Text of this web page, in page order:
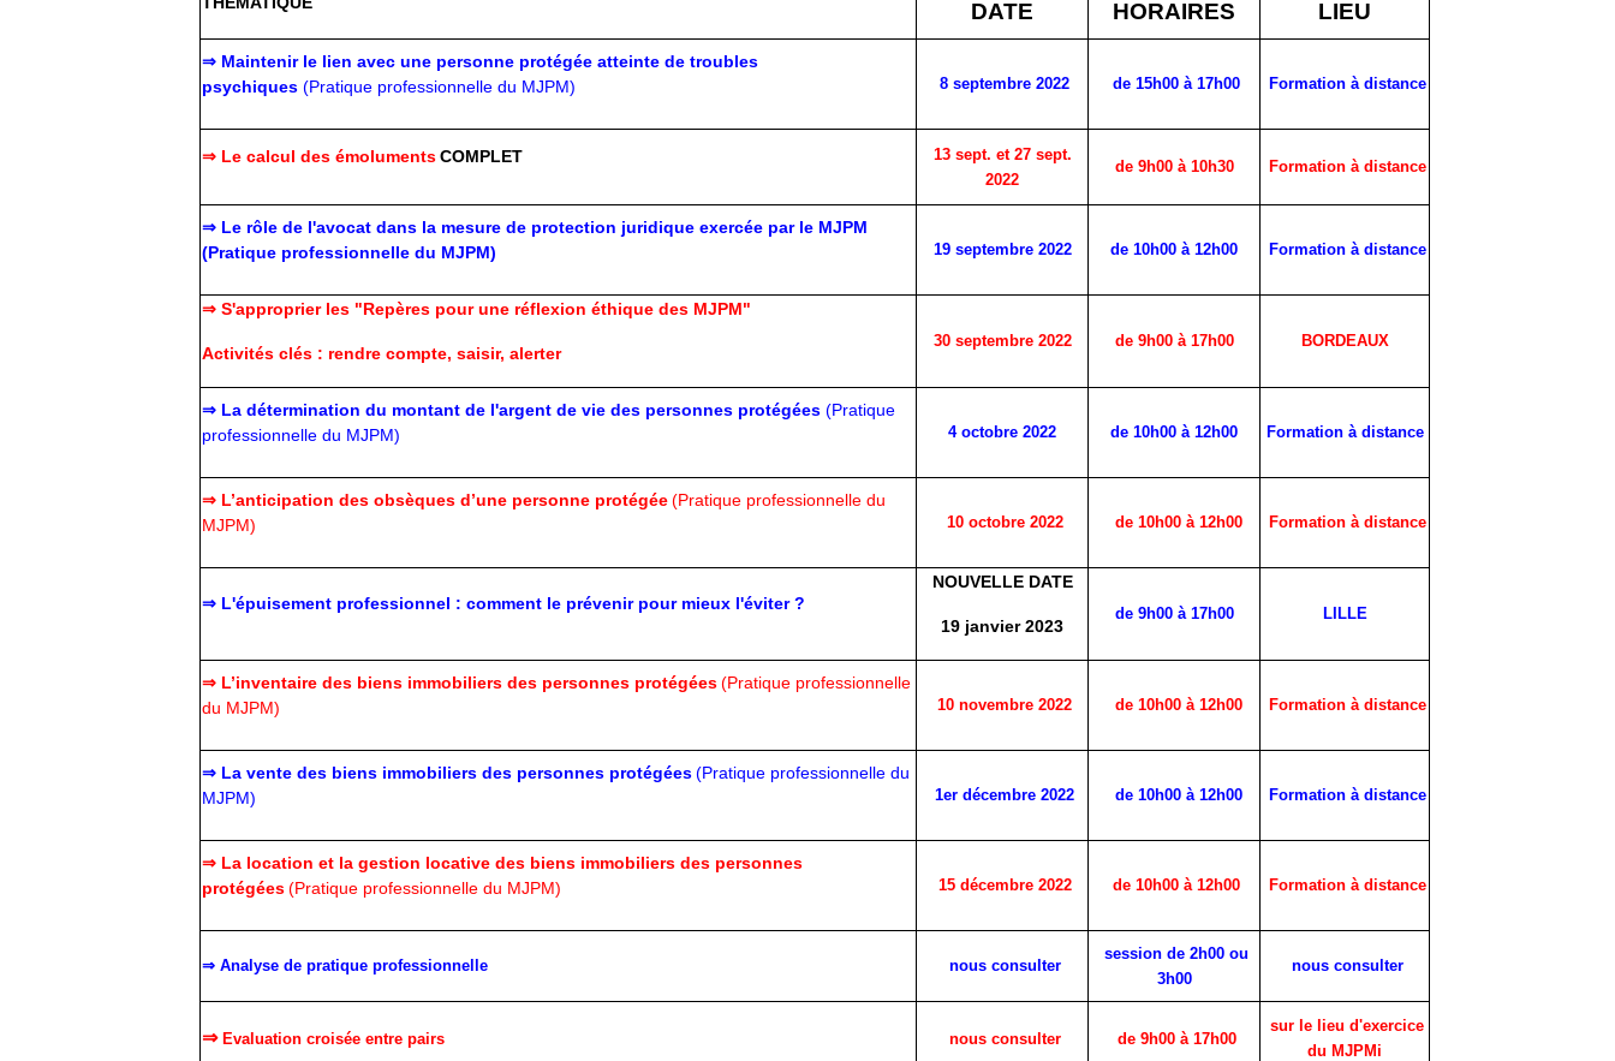
DATE HORAIRES LIEU
⇒ Maintenir le lien avec une personne protégée atteinte de troubles
psychiques (Pratique professionnelle du MJPM) 8 septembre 2022 de 15h00 à 17h00 Formation à distance
⇒ Le calcul des émolumentsCOMPLET
13 sept. et 27 sept.
2022
de 9h00 à 10h30 Formation à distance
⇒ Le rôle de l'avocat dans la mesure de protection juridique exercée par le MJPM
(Pratique professionnelle du MJPM)
19 septembre 2022 de 10h00 à 12h00 Formation à distance
⇒ S'approprier les "Repères pour une réflexion éthique des MJPM"
Activités clés : rendre compte, saisir, alerter
30 septembre 2022 de 9h00 à 17h00 BORDEAUX
⇒ La détermination du montant de l'argent de vie des personnes protégées (Pratique
professionnelle du MJPM)
4 octobre 2022 de 10h00 à 12h00 Formation à distance
⇒ L’anticipation des obsèques d’une personne protégée(Pratique professionnelle du
MJPM)
10 octobre 2022 de 10h00 à 12h00 Formation à distance
⇒ L'épuisement professionnel : comment le prévenir pour mieux l'éviter ?
NOUVELLE DATE
19 janvier 2023
de 9h00 à 17h00 LILLE
⇒ L’inventaire des biens immobiliers des personnes protégées(Pratique professionnelle
du MJPM)
10 novembre 2022 de 10h00 à 12h00 Formation à distance
⇒ La vente des biens immobiliers des personnes protégées(Pratique professionnelle du
MJPM)
1er décembre 2022 de 10h00 à 12h00 Formation à distance
⇒ La location et la gestion locative des biens immobiliers des personnes
protégées(Pratique professionnelle du MJPM) 15 décembre 2022 de 10h00 à 12h00 Formation à distance
⇒ Analyse de pratique professionnelle nous consulter
session de 2h00 ou
3h00
nous consulter
⇒Evaluation croisée entre pairs nous consulter de 9h00 à 17h00
sur le lieu d'exercice
du MJPMi